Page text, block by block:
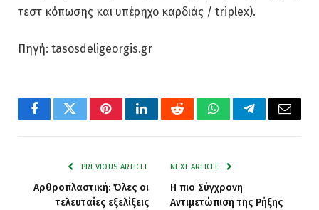
τεστ κόπωσης και υπέρηχο καρδιάς / triplex).
Πηγή: tasosdeligeorgis.gr
FacebookTwitterPinterestLinkedInRedditWhatsAppTelegramEmail
PREVIOUS ARTICLE
Αρθροπλαστική: Όλες οι
τελευταίες εξελίξεις
NEXT ARTICLE
Η πιο Σύγχρονη
Αντιμετώπιση της Ρήξης